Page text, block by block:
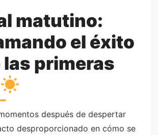
matutino:
el éxito
las primeras
después de despertar
desproporcionado en cómo se